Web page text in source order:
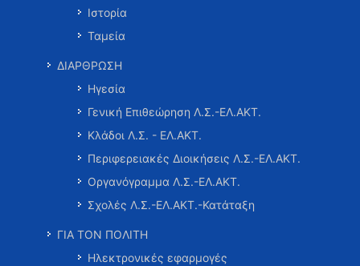
Ιστορία
Ταμεία
ΔΙΑΡΘΡΩΣΗ
Ηγεσία
Γενική Επιθεώρηση Λ.Σ.-ΕΛ.ΑΚΤ.
Κλάδοι Λ.Σ. - ΕΛ.ΑΚΤ.
Περιφερειακές Διοικήσεις Λ.Σ.-ΕΛ.ΑΚΤ.
Οργανόγραμμα Λ.Σ.-ΕΛ.ΑΚΤ.
Σχολές Λ.Σ.-ΕΛ.ΑΚΤ.-Κατάταξη
ΓΙΑ ΤΟΝ ΠΟΛΙΤΗ
Ηλεκτρονικές εφαρμογές